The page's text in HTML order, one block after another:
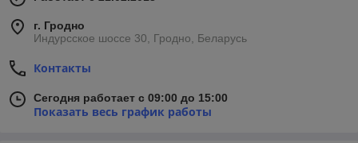
г. Гродно
Индурсское шоссе 30, Гродно, Беларусь
Контакты
Сегодня работает с 09:00 до 15:00
Показать весь график работы